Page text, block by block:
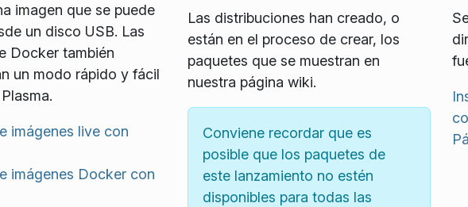
imagen que se puede
un disco USB. Las
Docker también
un modo rápido y fácil
imágenes live con
imágenes Docker con
Las distribuciones han creado, o
están en el proceso de crear, los
paquetes que se muestran en
nuestra página wiki.
Conviene recordar que es
posible que los paquetes de
este lanzamiento no estén
disponibles para todas las